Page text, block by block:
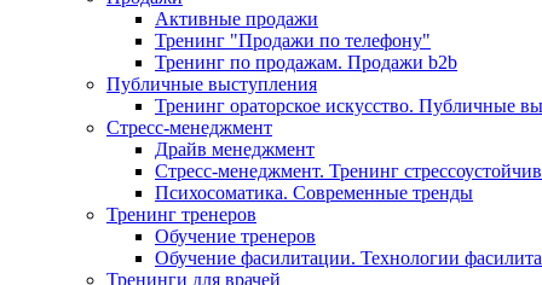
Активные продажи
Тренинг "Продажи по телефону"
Тренинг по продажам. Продажи b2b
Публичные выступления
Тренинг ораторское искусство. Публичные
Стресс-менеджмент
Драйв менеджмент
Стресс-менеджмент. Тренинг
Психосоматика. Современные тренды
Тренинг тренеров
Обучение тренеров
Обучение фасилитации. Технологии
Тренинги для врачей